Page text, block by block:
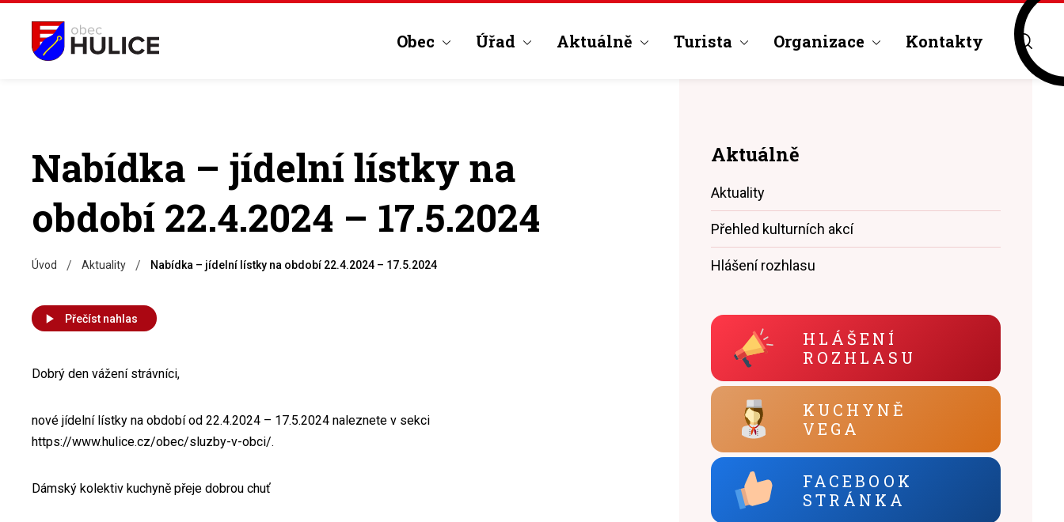
Obec Úřad Aktuálně Turista Organizace Kontakty
Nabídka – jídelní lístky na
období 22.4.2024 – 17.5.2024
Úvod / Aktuality / Nabídka – jídelní lístky na období 22.4.2024 – 17.5.2024
Přečíst nahlas
Dobrý den vážení strávníci,
nové jídelní lístky na období od 22.4.2024 – 17.5.2024 naleznete v sekci
https://www.hulice.cz/obec/sluzby-v-obci/.
Dámský kolektiv kuchyně přeje dobrou chuť
Aktuálně
Aktuality
Přehled kulturních akcí
Hlášení rozhlasu
HLÁŠENÍ
ROZHLASU
KUCHYNĚ
VEGA
FACEBOOK
STRÁNKA